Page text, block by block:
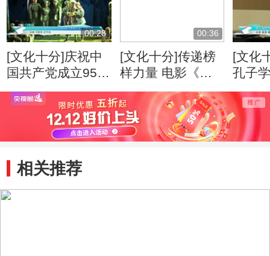
00:28
[文化十分]庆祝中
国共产党成立95周
年 民族歌剧《星
星之火》唱响沈城
00:36
[文化十分]传递榜
样力量 电影《老
阿姨》全国公映
[文化
孔子
乐夏
相关推荐